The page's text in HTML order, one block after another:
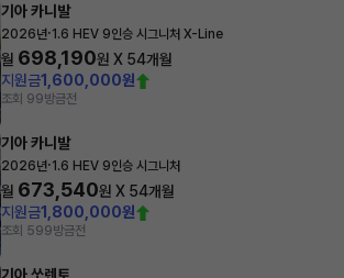
기아 카니발
2026년·1.6 HEV 9인승 시그니처 X-Line
월 698,190원 X 54개월
지원금1,600,000원
조회 99방금전
기아 카니발
2026년·1.6 HEV 9인승 시그니처
월 673,540원 X 54개월
지원금1,800,000원
조회 599방금전